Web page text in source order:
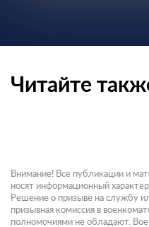
Читайте
Внимание! Все публикации и
носят информационный
Решение о призыве на службу
призывная комиссия в
полномочиями не обладают.